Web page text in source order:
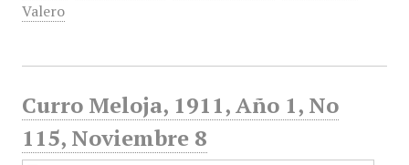
Valero
Curro Meloja, 1911, Año 1, No
115, Noviembre 8